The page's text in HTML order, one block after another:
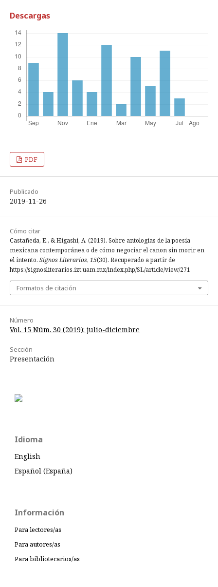
Descargas
PDF
Publicado
2019-11-26
Cómo citar
Castañeda, E., & Higashi, A. (2019). Sobre antologías de la poesía
mexicana contemporánea o de cómo negociar el canon sin morir en
el intento. Signos Literarios, 15(30). Recuperado a partir de
https://signosliterarios.izt.uam.mx/index.php/SL/article/view/271
Formatos de citación
Número
Vol. 15 Núm. 30 (2019): julio-diciembre
Sección
Presentación
Idioma
English
Español (España)
Información
Para lectores/as
Para autores/as
Para bibliotecarios/as